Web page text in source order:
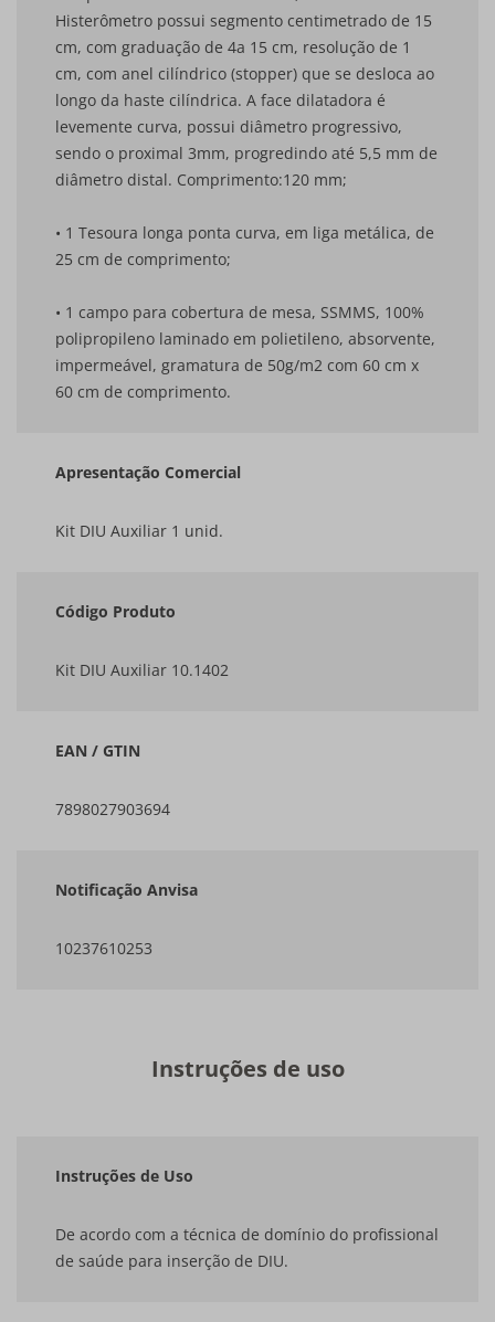
Histerômetro possui segmento centimetrado de 15
cm, com graduação de 4a 15 cm, resolução de 1
cm, com anel cilíndrico (stopper) que se desloca ao
longo da haste cilíndrica. A face dilatadora é
levemente curva, possui diâmetro progressivo,
sendo o proximal 3mm, progredindo até 5,5 mm de
diâmetro distal. Comprimento:120 mm;
• 1 Tesoura longa ponta curva, em liga metálica, de
25 cm de comprimento;
• 1 campo para cobertura de mesa, SSMMS, 100%
polipropileno laminado em polietileno, absorvente,
impermeável, gramatura de 50g/m2 com 60 cm x
60 cm de comprimento.
Apresentação Comercial
Kit DIU Auxiliar 1 unid.
Código Produto
Kit DIU Auxiliar 10.1402
EAN / GTIN
7898027903694
Notificação Anvisa
10237610253
Instruções de uso
Instruções de Uso
De acordo com a técnica de domínio do profissional
de saúde para inserção de DIU.